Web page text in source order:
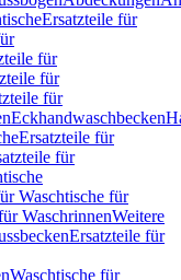
Ersatzteile für
für
für
für
Eckhandwaschbecken
Ersatzteile für
für
Waschtische für
WaschrinnenWeitere
Ersatzteile für
Waschtische für